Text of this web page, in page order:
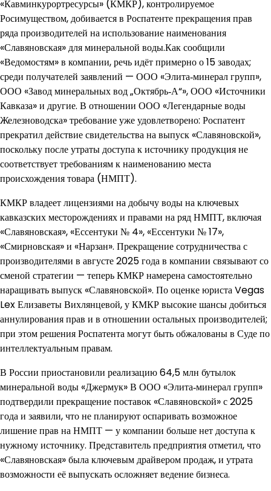
«Кавминкурортресурсы» (КМКР), контролируемое
Росимуществом, добивается в Роспатенте прекращения прав
ряда производителей на использование наименования
«Славяновская» для минеральной воды.Как сообщили
«Ведомостям» в компании, речь идёт примерно о 15 заводах;
среди получателей заявлений — ООО «Элита‑минерал групп»,
ООО «Завод минеральных вод „Октябрь‑А“», ООО «Источники
Кавказа» и другие. В отношении ООО «Легендарные воды
Железноводска» требование уже удовлетворено: Роспатент
прекратил действие свидетельства на выпуск «Славяновской»,
поскольку после утраты доступа к источнику продукция не
соответствует требованиям к наименованию места
происхождения товара (НМПТ).
КМКР владеет лицензиями на добычу воды на ключевых
кавказских месторождениях и правами на ряд НМПТ, включая
«Славяновская», «Ессентуки № 4», «Ессентуки № 17»,
«Смирновская» и «Нарзан». Прекращение сотрудничества с
производителями в августе 2025 года в компании связывают со
сменой стратегии — теперь КМКР намерена самостоятельно
наращивать выпуск «Славяновской». По оценке юриста Vegas
Lex Елизаветы Вихлянцевой, у КМКР высокие шансы добиться
аннулирования прав и в отношении остальных производителей;
при этом решения Роспатента могут быть обжалованы в Суде по
интеллектуальным правам.
В России приостановили реализацию 64,5 млн бутылок
минеральной воды «Джермук» В ООО «Элита‑минерал групп»
подтвердили прекращение поставок «Славяновской» с 2025
года и заявили, что не планируют оспаривать возможное
лишение прав на НМПТ — у компании больше нет доступа к
нужному источнику. Представитель предприятия отметил, что
«Славяновская» была ключевым драйвером продаж, и утрата
возможности её выпускать осложняет ведение бизнеса.